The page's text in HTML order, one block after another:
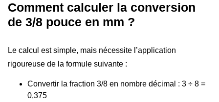
Comment calculer la conversion
de 3/8 pouce en mm ?
Le calcul est simple, mais nécessite l’application
rigoureuse de la formule suivante :
Convertir la fraction 3/8 en nombre décimal : 3 ÷ 8 =
0,375